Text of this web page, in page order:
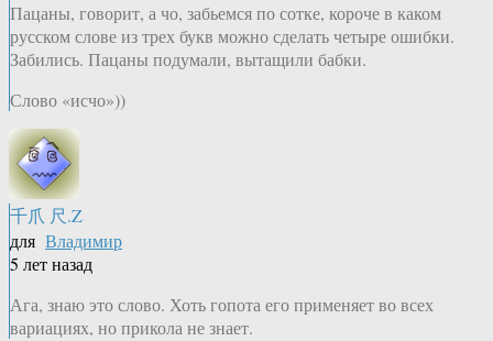
Пацаны, говорит, а чо, забьемся по сотке, короче в каком
русском слове из трех букв можно сделать четыре ошибки.
Забились. Пацаны подумали, вытащили бабки.
Слово «исчо»))
千爪 尺.Z
для Владимир
5 лет назад
Ага, знаю это слово. Хоть гопота его применяет во всех
вариациях, но прикола не знает.